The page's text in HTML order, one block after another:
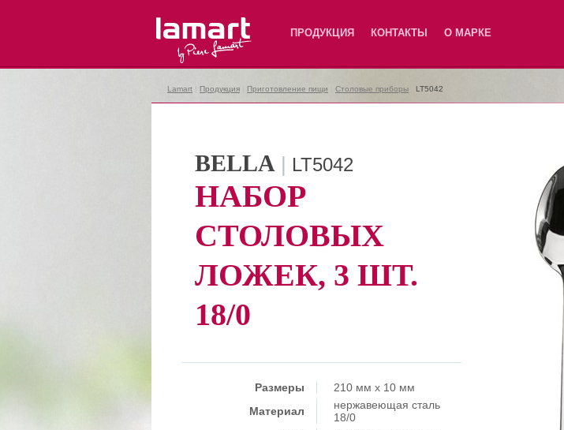
Lamart ПРОДУКЦИЯ КОНТАКТЫ
О МАРКЕ
Lamart Продукция Приготовление пищи Столовые приборы LT5042
BELLA | LT5042
НАБОР
СТОЛОВЫХ
ЛОЖЕК, 3 ШТ.
18/0
Размеры
210 мм x 10 мм
Материал
нержавеющая сталь
18/0